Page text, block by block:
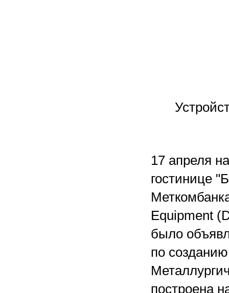
17 апреля
гостинице
Equipment
было
по
построена